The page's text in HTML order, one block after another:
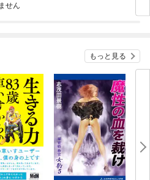
せん
今
もっと見る